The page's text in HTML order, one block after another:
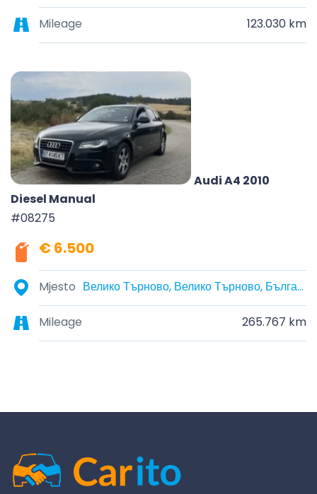
Mileage 123.030 km
Audi A4 2010
Diesel Manual
#08275
€ 6.500
Mjesto Велико Търново, Велико Търново, България
Mileage 265.767 km